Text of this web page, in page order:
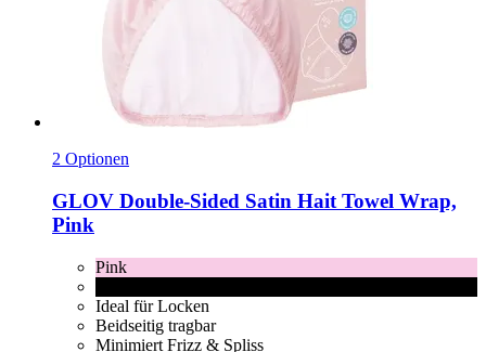
2 Optionen
GLOV Double-​Sided Satin Hait Towel Wrap,
Pink
Pink
Ideal für Locken
Beidseitig tragbar
Minimiert Frizz & Spliss